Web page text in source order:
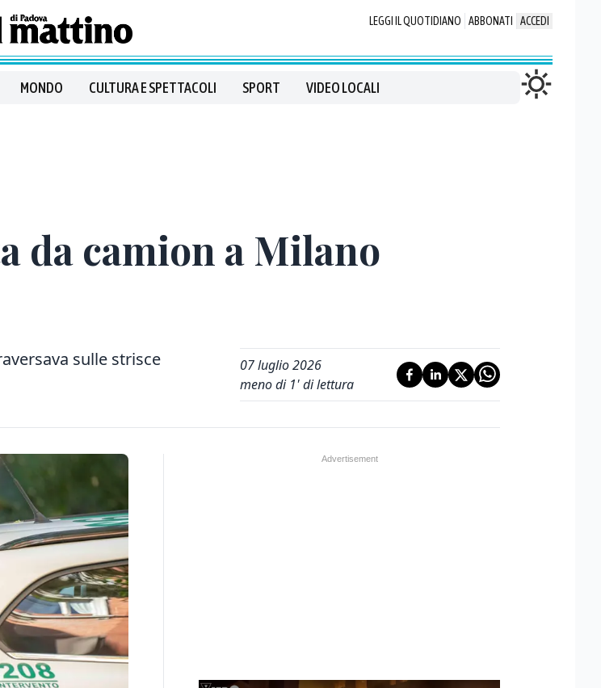
LEGGI IL QUOTIDIANO ABBONATI ACCEDI
MONDO CULTURA E SPETTACOLI SPORT VIDEO LOCALI
da camion a Milano
sulle strisce
07 luglio 2026
meno di 1' di lettura